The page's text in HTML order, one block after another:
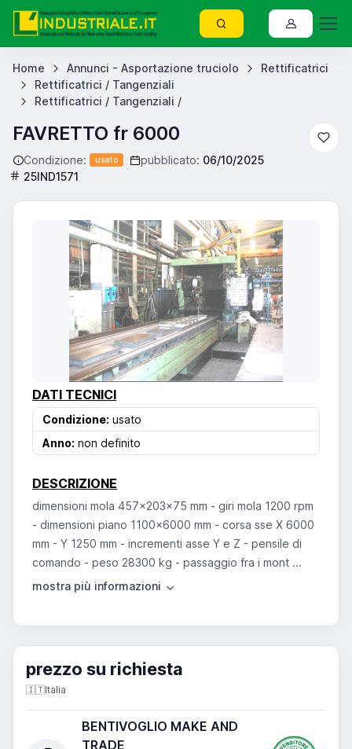
Home Annunci - Asportazione truciolo
Rettificatrici
Rettificatrici / Tangenziali
Rettificatrici / Tangenziali /
FAVRETTO fr 6000
Condizione: usato pubblicato: 06/10/2025
25IND1571
DATI TECNICI
Condizione: usato
Anno: non definito
DESCRIZIONE
dimensioni mola 457x203x75 mm - giri mola 1200 rpm
- dimensioni piano 1100x6000 mm - corsa sse X 6000
mm - Y 1250 mm - incrementi asse Y e Z - pensile di
comando - peso 28300 kg - passaggio fra i mont ...
prezzo su richiesta
🇮🇹Italia
BENTIVOGLIO MAKE AND
TRADE